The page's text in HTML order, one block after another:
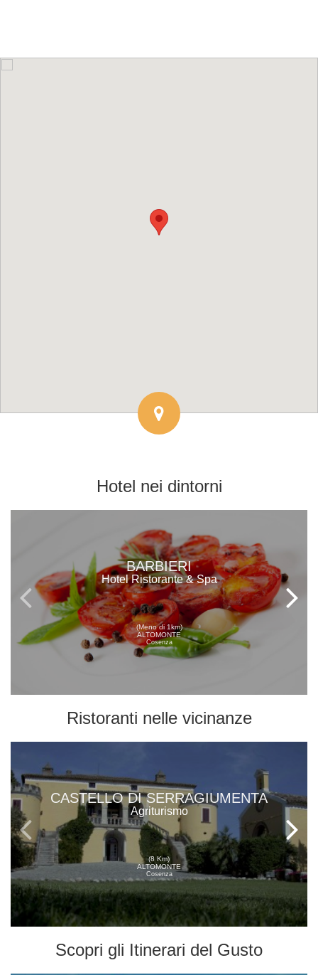
Hotel nei dintorni
BARBIERI
Hotel Ristorante & Spa
(Meno di 1km)
ALTOMONTE
Cosenza
Ristoranti nelle vicinanze
CASTELLO DI SERRAGIUMENTA
Agriturismo
(8 Km)
ALTOMONTE
Cosenza
Scopri gli Itinerari del Gusto